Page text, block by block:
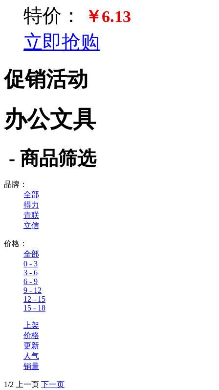
特价：
￥6.13
立即抢购
促销活动
办公文具
- 商品筛选
品牌：
全部
得力
青联
立信
价格：
全部
0 - 3
3 - 6
6 - 9
9 - 12
12 - 15
15 - 18
上架
价格
更新
人气
销量
1/2 上一页
下一页